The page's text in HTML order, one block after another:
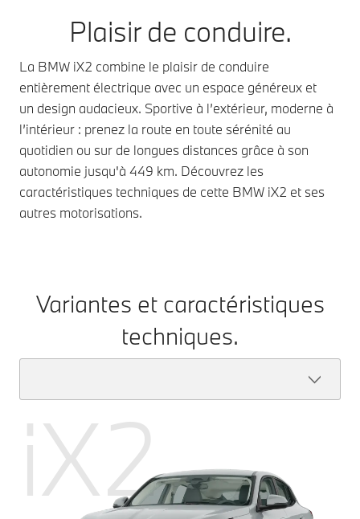
Plaisir de conduire.
La BMW iX2 combine le plaisir de conduire
entièrement électrique avec un espace généreux et
un design audacieux. Sportive à l’extérieur, moderne à
l’intérieur : prenez la route en toute sérénité au
quotidien ou sur de longues distances grâce à son
autonomie jusqu'à 449 km. Découvrez les
caractéristiques techniques de cette BMW iX2 et ses
autres motorisations.
Variantes et caractéristiques
techniques.
iX2